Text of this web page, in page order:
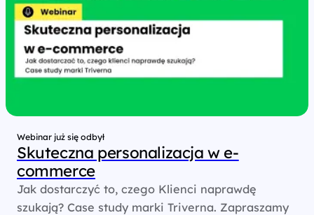
Webinar już się odbył
Skuteczna personalizacja w e-
commerce
Jak dostarczyć to, czego Klienci naprawdę
szukają? Case study marki Triverna. Zapraszamy